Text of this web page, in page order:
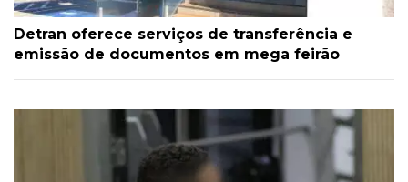
Detran oferece serviços de transferência e
emissão de documentos em mega feirão